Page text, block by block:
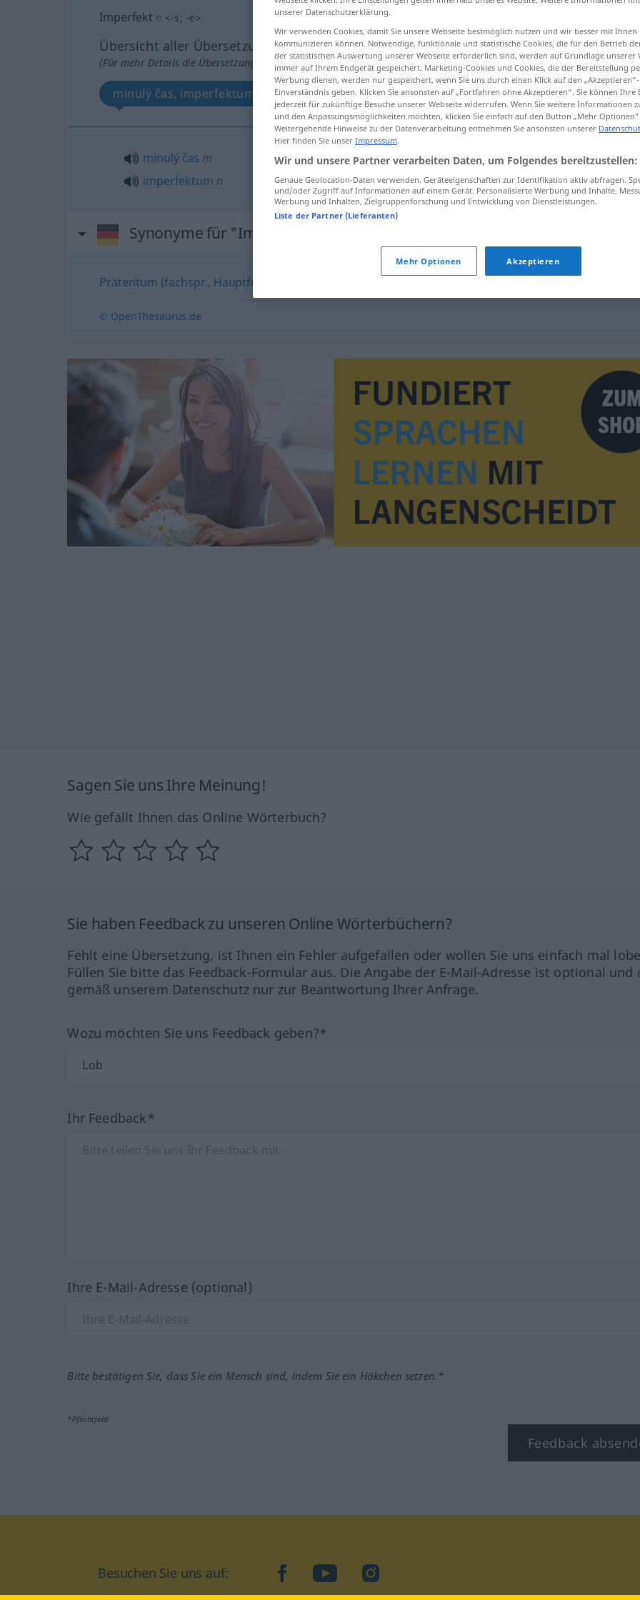
Imperfekt n <-s; -e>
Übersicht aller Übersetzungen
(Für mehr Details die Übersetzung anklicken/antippen)
minulý čas, imperfektum
minulý čas m
imperfektum n
Imperfekt GR
Synonyme für "Imperfekt"
Präteritum (fachspr., Hauptform)
© OpenThesaurus.de
Sagen Sie uns Ihre Meinung!
Wie gefällt Ihnen das Online Wörterbuch?
Sie haben Feedback zu unseren Online Wörterbüchern?
Fehlt eine Übersetzung, ist Ihnen ein Fehler aufgefallen oder wollen Sie uns einfach mal
Füllen Sie bitte das Feedback-Formular aus. Die Angabe der E-Mail-Adresse ist optional und
gemäß unserem Datenschutz nur zur Beantwortung Ihrer Anfrage.
Wozu möchten Sie uns Feedback geben?*
Ihr Feedback*
Ihre E-Mail-Adresse (optional)
Bitte bestätigen Sie, dass Sie ein Mensch sind, indem Sie ein Häkchen setzen.*
*Pflichtfeld
Feedback
Besuchen Sie uns auf: facebookYouTubeInstagram
unserer Datenschutzerklärung.
Wir verwenden Cookies, damit Sie unsere Webseite bestmöglich nutzen und wir besser mit Ihnen
kommunizieren können. Notwendige, funktionale und statistische Cookies, die für den Betrieb
der statistischen Auswertung unserer Webseite erforderlich sind, werden auf Grundlage unserer
immer auf Ihrem Endgerät gespeichert. Marketing-Cookies und Cookies, die der Bereitstellung
Werbung dienen, werden nur gespeichert, wenn Sie uns durch einen Klick auf den
Einverständnis geben. Klicken Sie ansonsten auf „Fortfahren ohne Akzeptieren“. Sie können
jederzeit für zukünftige Besuche unserer Webseite widerrufen. Wenn Sie weitere Informationen
und den Anpassungsmöglichkeiten möchten, klicken Sie einfach auf den Button „Mehr
Weitergehende Hinweise zu der Datenverarbeitung entnehmen Sie ansonsten unserer
Hier finden Sie unser Impressum.
Wir und unsere Partner verarbeiten Daten, um Folgendes bereitzustellen:
Genaue Geolocation-Daten verwenden. Geräteeigenschaften zur Identifikation aktiv abfragen.
und/oder Zugriff auf Informationen auf einem Gerät. Personalisierte Werbung und Inhalte,
Werbung und Inhalten, Zielgruppenforschung und Entwicklung von Dienstleistungen.
Liste der Partner (Lieferanten)
Mehr Optionen Akzeptieren